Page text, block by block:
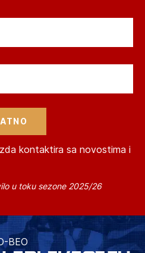
kontaktira sa novostima i
u toku sezone 2025/26
BEO